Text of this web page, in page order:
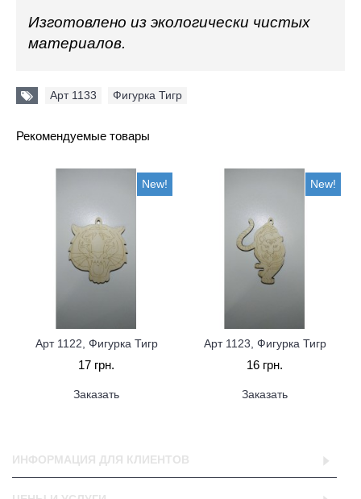
Изготовлено из экологически чистых
материалов.
Арт 1133 Фигурка Тигр
Рекомендуемые товары
New!
Арт 1122, Фигурка Тигр
17 грн.
Заказать
New!
Арт 1123, Фигурка Тигр
16 грн.
Заказать
ИНФОРМАЦИЯ ДЛЯ КЛИЕНТОВ